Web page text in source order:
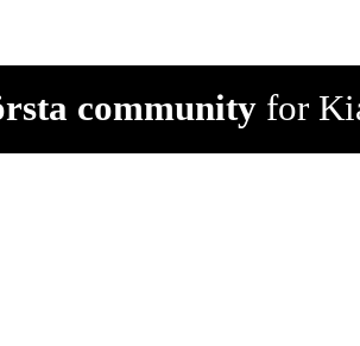
communityfor